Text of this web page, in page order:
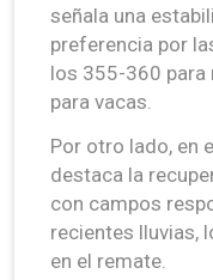
señala una
preferencia por
los 355-360
para vacas.
Por otro lado, en
destaca la
con campos
recientes lluvias,
en el remate.